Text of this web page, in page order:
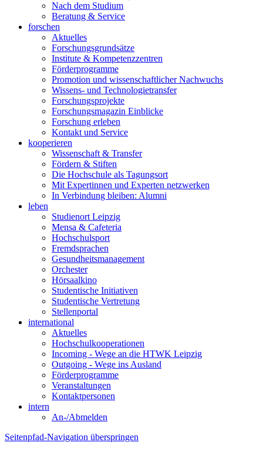
Nach dem Studium
Beratung & Service
forschen
Aktuelles
Forschungsgrundsätze
Institute & Kompetenzzentren
Förderprogramme
Promotion und wissenschaftlicher Nachwuchs
Wissens- und Technologietransfer
Forschungsprojekte
Forschungsmagazin Einblicke
Forschung erleben
Kontakt und Service
kooperieren
Wissenschaft & Transfer
Fördern & Stiften
Die Hochschule als Tagungsort
Mit Expertinnen und Experten netzwerken
In Verbindung bleiben: Alumni
leben
Studienort Leipzig
Mensa & Cafeteria
Hochschulsport
Fremdsprachen
Gesundheitsmanagement
Orchester
Hörsaalkino
Studentische Initiativen
Studentische Vertretung
Stellenportal
international
Aktuelles
Hochschulkooperationen
Incoming - Wege an die HTWK Leipzig
Outgoing - Wege ins Ausland
Förderprogramme
Veranstaltungen
Kontaktpersonen
intern
An-/Abmelden
Seitenpfad-Navigation überspringen